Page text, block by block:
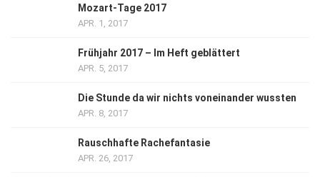
Mozart-Tage 2017
APR. 1, 2017
Frühjahr 2017 – Im Heft geblättert
APR. 5, 2017
Die Stunde da wir nichts voneinander wussten
APR. 8, 2017
Rauschhafte Rachefantasie
APR. 26, 2017